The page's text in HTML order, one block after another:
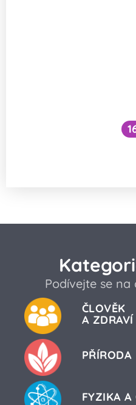
Podívejte se
ČLOVĚK
A ZDRAVÍ
PŘÍRODA
FYZIKA A